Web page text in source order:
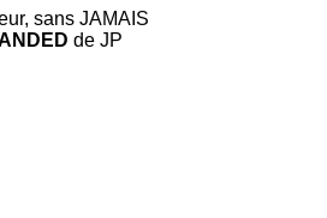
sans JAMAIS
de JP